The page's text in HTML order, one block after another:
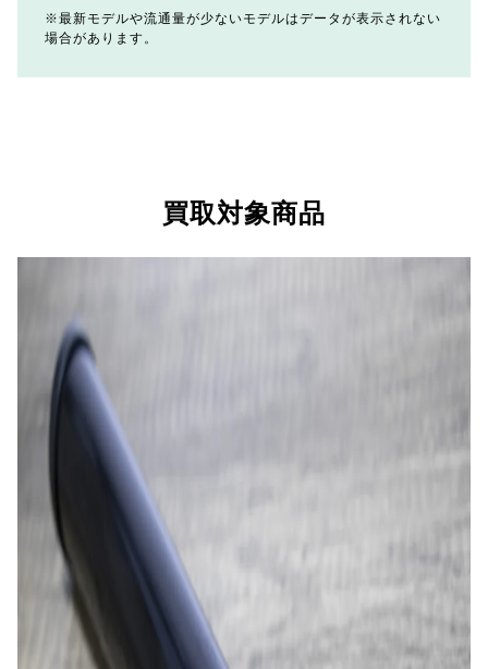
最新モデルや流通量が少ないモデルはデータが表示されない
場合があります。
買取対象商品